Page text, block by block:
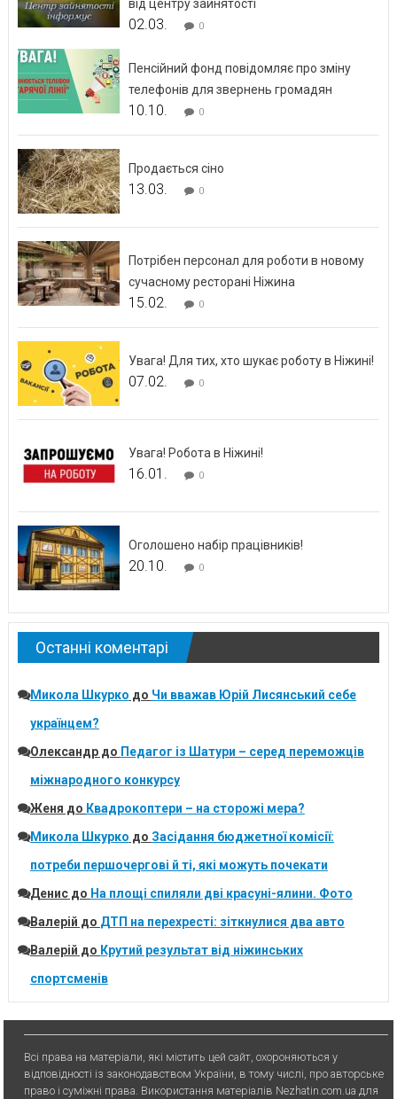
від центру зайнятості
02.03. 0
Пенсійний фонд повідомляє про зміну
телефонів для звернень громадян
10.10. 0
Продається сіно
13.03. 0
Потрібен персонал для роботи в новому
сучасному ресторані Ніжина
15.02. 0
Увага! Для тих, хто шукає роботу в Ніжині!
07.02. 0
Увага! Робота в Ніжині!
16.01. 0
Оголошено набір працівників!
20.10. 0
Останні коментарі
Микола Шкурко до Чи вважав Юрій Лисянський себе
українцем?
Олександрдо Педагог із Шатури – серед переможців
міжнародного конкурсу
Женя до Квадрокоптери – на сторожі мера?
Микола Шкурко до Засідання бюджетної комісії:
потреби першочергові й ті, які можуть почекати
Денисдо На площі спиляли дві красуні-ялини. Фото
Валерій до ДТП на перехресті: зіткнулися два авто
Валерій до Крутий результат від ніжинських
спортсменів
Всі права на матеріали, які містить цей сайт, охороняються у
відповідності із законодавством України, в тому числі, про авторське
право і суміжні права. Використання матерiалiв Nezhatin.com.ua для